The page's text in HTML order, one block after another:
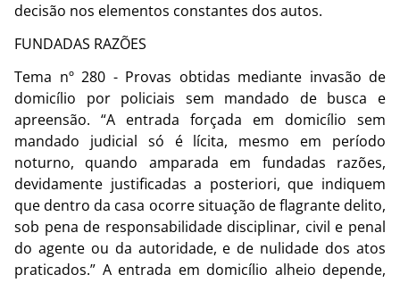
decisão nos elementos constantes dos autos.
FUNDADAS RAZÕES
Tema nº 280 - Provas obtidas mediante invasão de
domicílio por policiais sem mandado de busca e
apreensão. “A entrada forçada em domicílio sem
mandado judicial só é lícita, mesmo em período
noturno, quando amparada em fundadas razões,
devidamente justificadas a posteriori, que indiquem
que dentro da casa ocorre situação de flagrante delito,
sob pena de responsabilidade disciplinar, civil e penal
do agente ou da autoridade, e de nulidade dos atos
praticados.” A entrada em domicílio alheio depende,